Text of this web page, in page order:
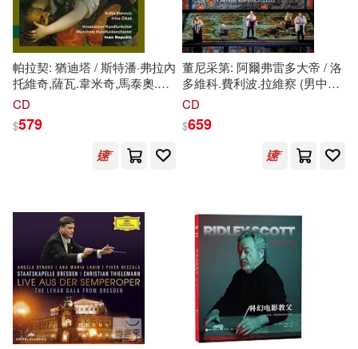
天津人民出版社(1)
太古國際(1) 學苑出版社(1)
尚儀數位學習(1)
慕客館(1)
映象國際多媒體股份有限公司(1)
東方出版社(1) 極光(1)
帕拉契: 猶迪塔 / 斯特潘·弗拉內
托維奇,薩瓦.韋米奇,馬泰奧.伊
萬.拉希奇,安德羅·博亞尼,米斯
樂團,伊凡·雷普西奇,克羅埃西
CD
$579
董尼采第: 阿爾弗雷多大帝 / 洛
多維科.費利波.拉維察 (男中音)
/ 安德烈
利廣播合唱團, 董尼采第歌劇管
弦樂團 (2CD)(Donizetti:
Alfredo il Grande / Lodovico
Corrado Rovaris (conductor) /
Hungarian Radio Choir,
Orchestra Donizetti Opera
(2CD))
CD
$659